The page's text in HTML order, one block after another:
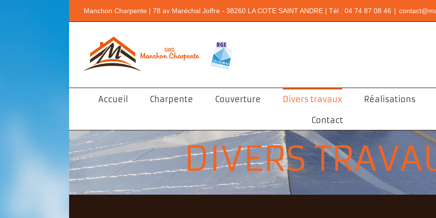
Manchon Charpente | 78 av Maréchal Joffre - 38260 LA COTE SAINT ANDRE | Tél : 04 74 87 08 46 |
Accueil Charpente Couverture Divers travaux Réalisations
Contact
DIVERS